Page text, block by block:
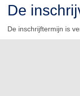
De
De inschrijftermijn is